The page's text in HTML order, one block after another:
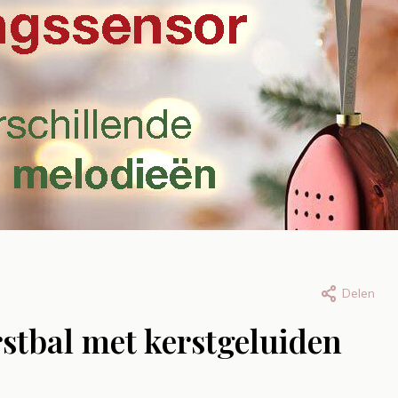
Delen
met kerstgeluiden
Door Bryan, 23 juli 2026
Welkom Eva!